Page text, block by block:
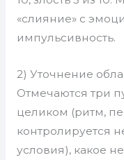
«слияние» с
импульсивность.
2) Уточнение
Отмечаются три
целиком (ритм,
контролируется
условия), какое